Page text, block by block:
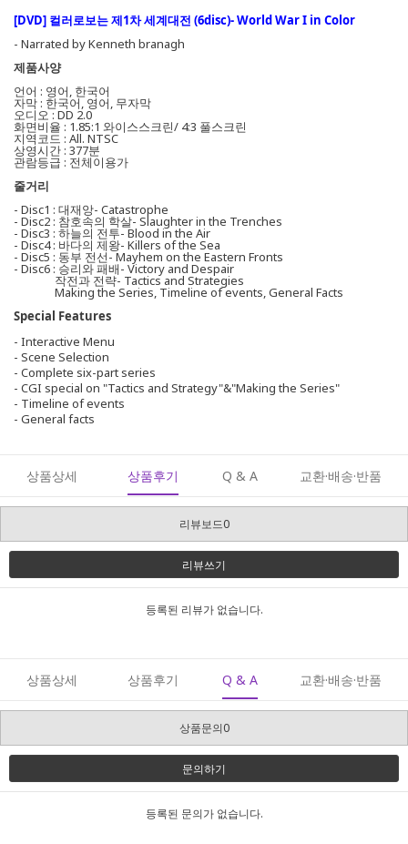
[DVD] 컬러로보는 제1차 세계대전 (6disc)- World War I in Color
- Narrated by Kenneth branagh
제품사양
언어 : 영어, 한국어
자막 : 한국어, 영어, 무자막
오디오 : DD 2.0
화면비율 : 1.85:1 와이스스크린/ 4:3 풀스크린
지역코드 : All. NTSC
상영시간 : 377분
관람등급 : 전체이용가
줄거리
- Disc1 : 대재앙- Catastrophe
- Disc2 : 참호속의 학살- Slaughter in the Trenches
- Disc3 : 하늘의 전투- Blood in the Air
- Disc4 : 바다의 제왕- Killers of the Sea
- Disc5 : 동부 전선- Mayhem on the Eastern Fronts
- Disc6 : 승리와 패배- Victory and Despair
작전과 전략- Tactics and Strategies
Making the Series, Timeline of events, General Facts
Special Features
- Interactive Menu
- Scene Selection
- Complete six-part series
- CGI special on "Tactics and Strategy"&"Making the Series"
- Timeline of events
- General facts
상품상세 상품후기 Q & A 교환·배송·반품
리뷰보드0
리뷰쓰기
등록된 리뷰가 없습니다.
상품상세 상품후기 Q & A 교환·배송·반품
상품문의0
문의하기
등록된 문의가 없습니다.